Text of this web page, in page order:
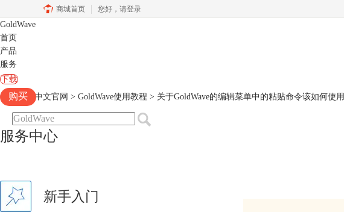
商城首页 您好， 请登录
GoldWave
首页
产品
服务
下载
购买
Goldwave中文官网 > GoldWave使用教程 > 关于GoldWave的编辑菜单中的粘贴命令该如何使用
服务中心
新手入门